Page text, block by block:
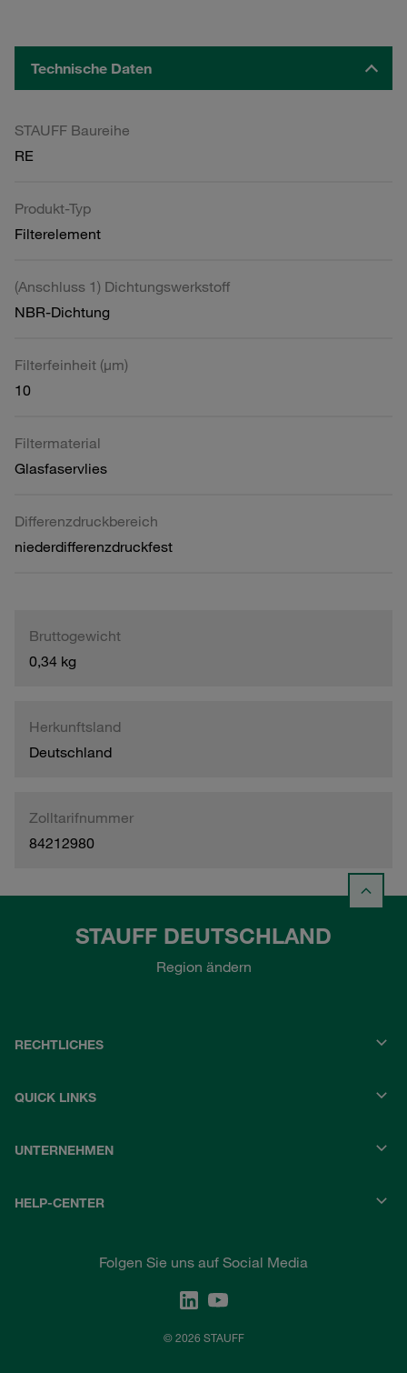
Technische Daten
STAUFF Baureihe
RE
Produkt-Typ
Filterelement
(Anschluss 1) Dichtungswerkstoff
NBR-Dichtung
Filterfeinheit (µm)
10
Filtermaterial
Glasfaservlies
Differenzdruckbereich
niederdifferenzdruckfest
Bruttogewicht
0,34 kg
Herkunftsland
Deutschland
Zolltarifnummer
84212980
STAUFF DEUTSCHLAND
Region ändern
RECHTLICHES
QUICK LINKS
UNTERNEHMEN
HELP-CENTER
Folgen Sie uns auf Social Media
© 2026 STAUFF